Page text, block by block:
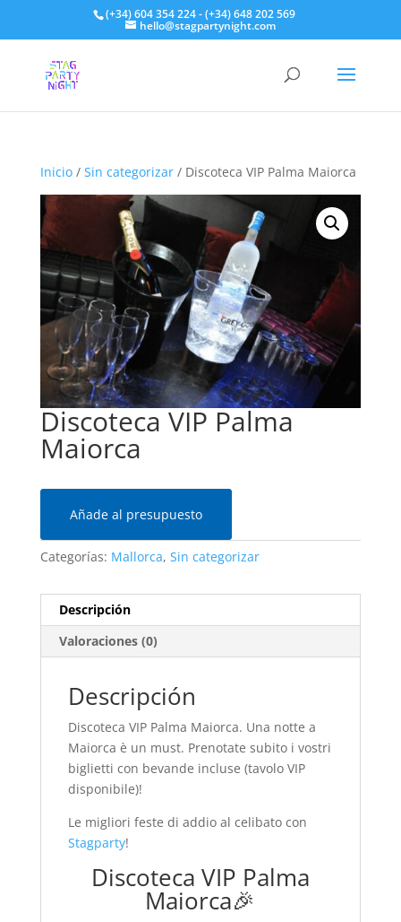
(+34) 604 354 224 - (+34) 648 202 569
hello@stagpartynight.com
Inicio/ Sin categorizar/ Discoteca VIP Palma Maiorca
Discoteca VIP Palma
Maiorca
Añade al presupuesto
Categorías: Mallorca, Sin categorizar
Descripción
Valoraciones (0)
Descripción
Discoteca VIP Palma Maiorca. Una notte a
Maiorca è un must. Prenotate subito i vostri
biglietti con bevande incluse (tavolo VIP
disponibile)!
Le migliori feste di addio al celibato con
Stagparty!
Discoteca VIP Palma
Maiorca🎉